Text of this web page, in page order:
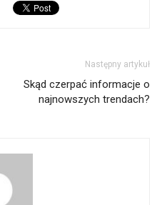
Następny artykuł
Skąd czerpać informacje o
najnowszych trendach?